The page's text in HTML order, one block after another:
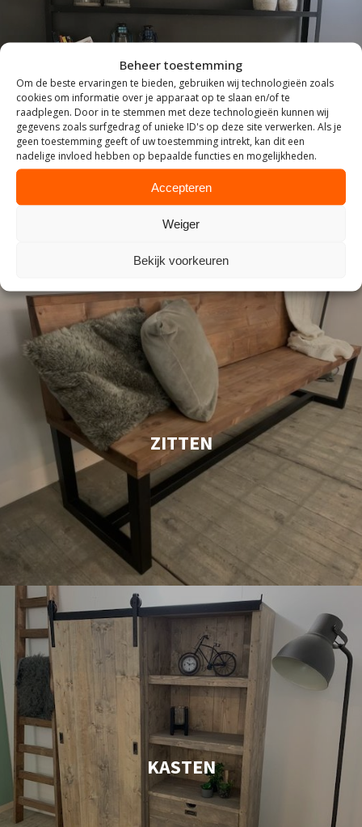
Beheer toestemming
Om de beste ervaringen te bieden, gebruiken wij technologieën zoals
cookies om informatie over je apparaat op te slaan en/of te
raadplegen. Door in te stemmen met deze technologieën kunnen wij
gegevens zoals surfgedrag of unieke ID's op deze site verwerken. Als je
geen toestemming geeft of uw toestemming intrekt, kan dit een
nadelige invloed hebben op bepaalde functies en mogelijkheden.
Accepteren
Weiger
Bekijk voorkeuren
INDUSTRIEEL
ZITTEN
KASTEN